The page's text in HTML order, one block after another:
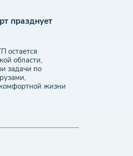
празднует
остается
области,
задачи по
жизни